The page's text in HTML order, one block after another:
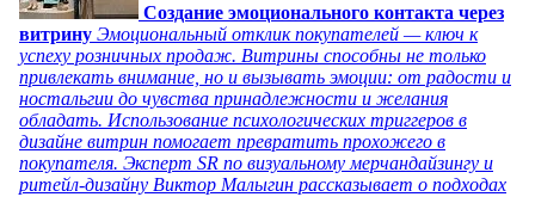
Создание эмоционального контакта через
витрину Эмоциональный отклик покупателей — ключ к
успеху розничных продаж. Витрины способны не только
привлекать внимание, но и вызывать эмоции: от радости и
ностальгии до чувства принадлежности и желания
обладать. Использование психологических триггеров в
дизайне витрин помогает превратить прохожего в
покупателя. Эксперт SR по визуальному мерчандайзингу и
ритейл-дизайну Виктор Малыгин рассказывает о подходах